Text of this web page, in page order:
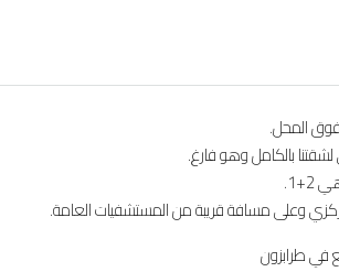
المحل.
لشقتنا بالكامل وهو فارغ.
وعلى مسافة قريبة من المستشفيات العامة.
في طرابزون